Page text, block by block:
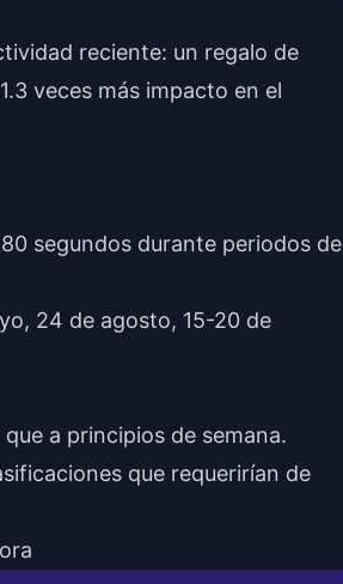
reciente: un regalo de
veces más impacto en el
segundos durante periodos de
24 de agosto, 15-20 de
a principios de semana.
que requerirían de